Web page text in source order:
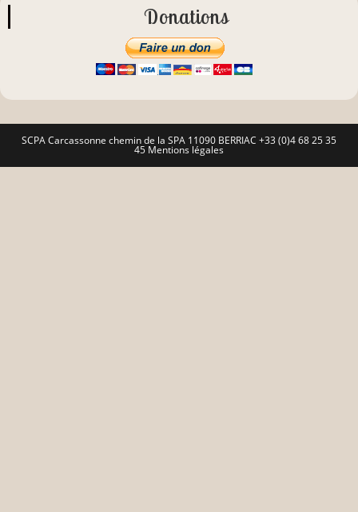
Donations
SCPA Carcassonne chemin de la SPA 11090 BERRIAC +33 (0)4 68 25 35
45 Mentions légales